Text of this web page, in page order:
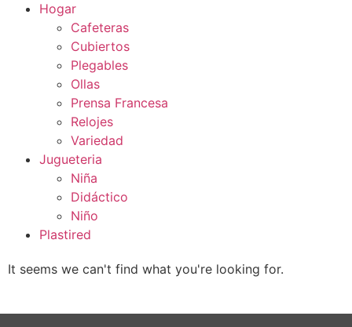
Hogar
Cafeteras
Cubiertos
Plegables
Ollas
Prensa Francesa
Relojes
Variedad
Jugueteria
Niña
Didáctico
Niño
Plastired
It seems we can't find what you're looking for.